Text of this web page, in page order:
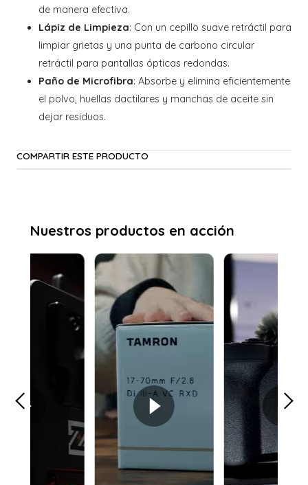
de manera efectiva.
Lápiz de Limpieza: Con un cepillo suave retráctil para
limpiar grietas y una punta de carbono circular
retráctil para pantallas ópticas redondas.
Paño de Microfibra: Absorbe y elimina eficientemente
el polvo, huellas dactilares y manchas de aceite sin
dejar residuos.
COMPARTIR ESTE PRODUCTO